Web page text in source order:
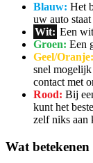
Blauw: Het
uw auto staat
Wit: Een
Groen: Een
Geel/Oranje:
snel
contact met
Rood: Bij
kunt het
zelf niks aan
Wat